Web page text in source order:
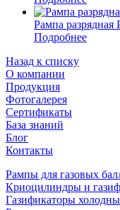
Рампа разрядная
Подробнее
Назад к списку
О компании
Продукция
Фотогалерея
Сертификаты
База знаний
Блог
Контакты
Рампы для газовых
Криоцилиндры и
Газификаторы